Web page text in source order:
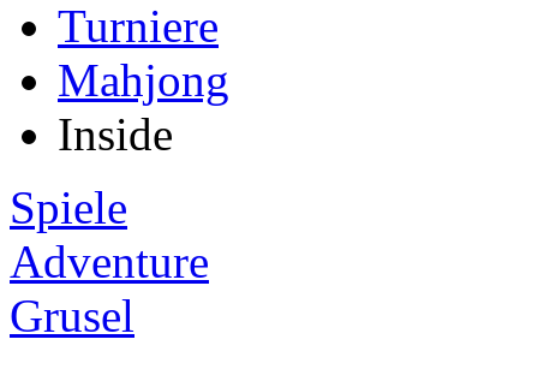
Turniere
Mahjong
Inside
Spiele
Adventure
Grusel